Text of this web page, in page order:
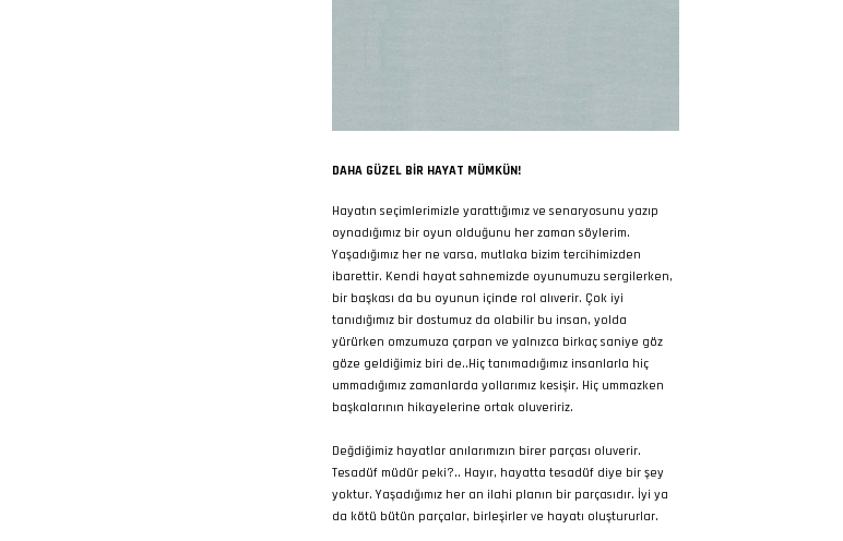
DAHA GÜZEL BIR HAYAT MÜMKÜN!
Hayatın seçimlerimizle yarattığımız ve senaryosunu yazıp
oynadığımız bir oyun olduğunu her zaman söylerim.
Yaşadığımız her ne varsa, mutlaka bizim tercihimizden
ibarettir. Kendi hayat sahnemizde oyunumuzu sergilerken,
bir başkası da bu oyunun içinde rol alıverir. Çok iyi
tanıdığımız bir dostumuz da olabilir bu insan, yolda
yürürken omzumuza çarpan ve yalnızca birkaç saniye göz
göze geldiğimiz biri de..Hiç tanımadığımız insanlarla hiç
ummadığımız zamanlarda yollarımız kesişir. Hiç ummazken
başkalarının hikayelerine ortak oluveririz.
Değdiğimiz hayatlar anılarımızın birer parçası oluverir.
Tesadüf müdür peki?.. Hayır, hayatta tesadüf diye bir şey
yoktur. Yaşadığımız her an ilahi planın bir parçasıdır. İyi ya
da kötü bütün parçalar, birleşirler ve hayatı oluştururlar.